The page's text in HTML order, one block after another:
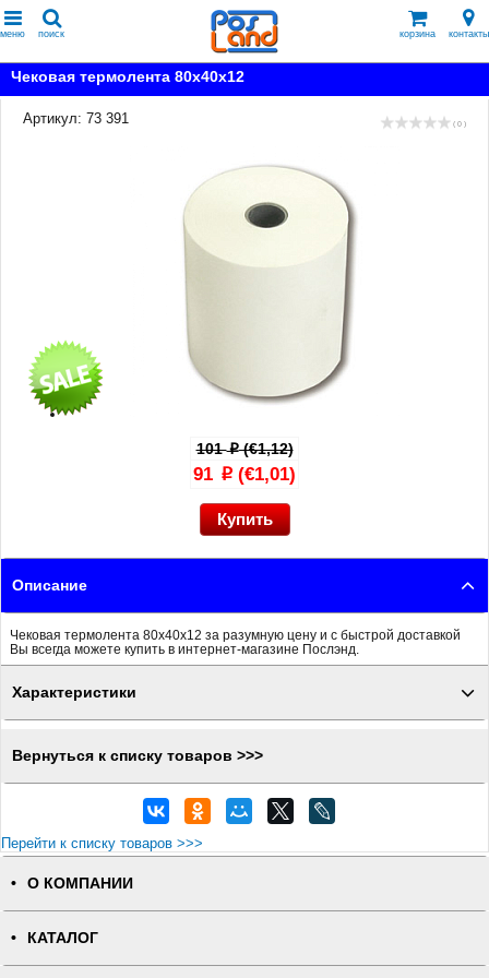
меню поиск корзина контакты
Чековая термолента 80x40x12
Артикул: 73 391 ( 0 )
101p(€1,12)
91 p (€1,01)
Описание
Чековая термолента 80x40x12 за разумную цену и с быстрой доставкой
Вы всегда можете купить в интернет-магазине Послэнд.
Характеристики
Вернуться к списку товаров >>>
Перейти к списку товаров >>>
О КОМПАНИИ
КАТАЛОГ